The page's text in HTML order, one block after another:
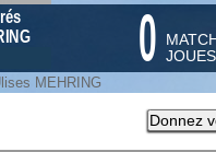
0 JOUES
MEHRING
Donnez